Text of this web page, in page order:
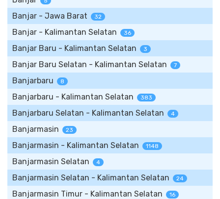
Banjar - Jawa Barat 32
Banjar - Kalimantan Selatan 36
Banjar Baru - Kalimantan Selatan 3
Banjar Baru Selatan - Kalimantan Selatan 7
Banjarbaru 8
Banjarbaru - Kalimantan Selatan 383
Banjarbaru Selatan - Kalimantan Selatan 4
Banjarmasin 23
Banjarmasin - Kalimantan Selatan 1148
Banjarmasin Selatan 4
Banjarmasin Selatan - Kalimantan Selatan 24
Banjarmasin Timur - Kalimantan Selatan 16